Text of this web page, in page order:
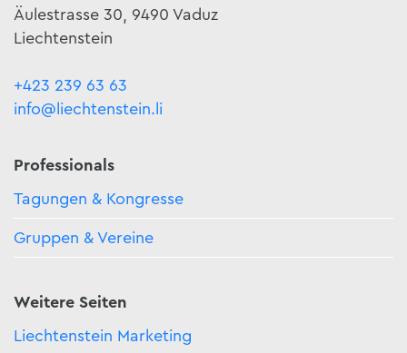
Äulestrasse 30, 9490 Vaduz
Liechtenstein
+423 239 63 63
info@liechtenstein.li
Professionals
Tagungen & Kongresse
Gruppen & Vereine
Weitere Seiten
Liechtenstein Marketing